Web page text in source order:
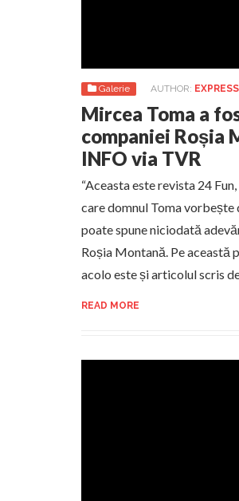
Galerie AUTHOR: EXPRESS
Mircea Toma a
companiei Roșia
INFO via TVR
“Aceasta este revista 24
care domnul Toma vorbește
poate spune niciodată
Roșia Montană. Pe această
acolo este și articolul scris
READ MORE